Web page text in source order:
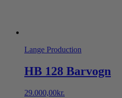
Lange Production
HB 128 Barvogn
29.000,00kr.